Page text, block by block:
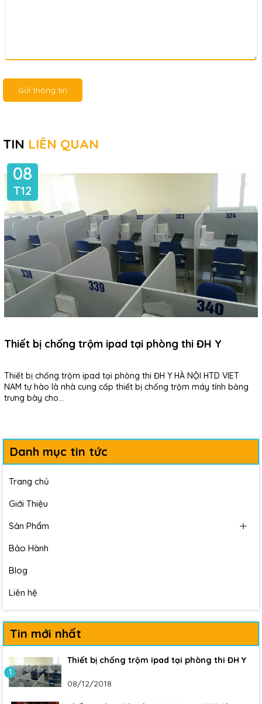
Gửi thông tin
TIN LIÊN QUAN
08
T12
Thiết bị chống trộm ipad tại phòng thi ĐH Y
Thiết bị chống trộm ipad tại phòng thi ĐH Y HÀ NỘI HTD VIET
NAM tự hào là nhà cung cấp thiết bị chống trộm máy tính bảng
trưng bày cho...
Danh mục tin tức
Trang chủ
Giới Thiệu
Sản Phẩm
Bảo Hành
Blog
Liên hệ
Tin mới nhất
1
Thiết bị chống trộm ipad tại phòng thi ĐH Y
08/12/2018